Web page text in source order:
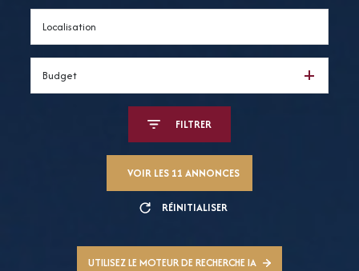
Budget
FILTRER
VOIR LES 11 ANNONCES
RÉINITIALISER
UTILISEZ LE MOTEUR DE RECHERCHE IA